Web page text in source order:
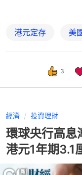
港元定存 美
3
經濟 投資理財
環球央行高
港元1年期3.1